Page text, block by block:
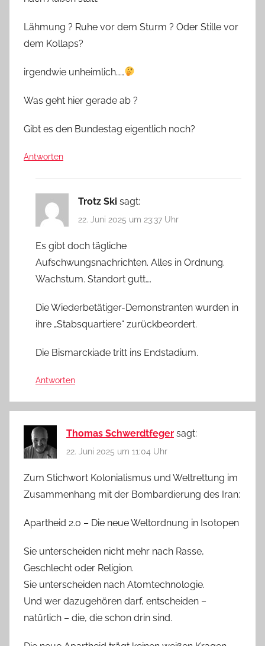
Lähmung ? Ruhe vor dem Sturm ? Oder Stille vor
dem Kollaps?
irgendwie unheimlich……
Was geht hier gerade ab ?
Gibt es den Bundestag eigentlich noch?
Antworten
Trotz Ski sagt:
22. Juni 2025 um 23:37 Uhr
Es gibt doch tägliche
Aufschwungsnachrichten. Alles in Ordnung.
Wachstum. Standort gutt….
Die Wiederbetätiger-Demonstranten wurden in
ihre „Stabsquartiere“ zurückbeordert.
Die Bismarckiade tritt ins Endstadium.
Antworten
Thomas Schwerdtfeger sagt:
22. Juni 2025 um 11:04 Uhr
Zum Stichwort Kolonialismus und Weltrettung im
Zusammenhang mit der Bombardierung des Iran:
Apartheid 2.0 – Die neue Weltordnung in Isotopen
Sie unterscheiden nicht mehr nach Rasse,
Geschlecht oder Religion.
Sie unterscheiden nach Atomtechnologie.
Und wer dazugehören darf, entscheiden –
natürlich – die, die schon drin sind.